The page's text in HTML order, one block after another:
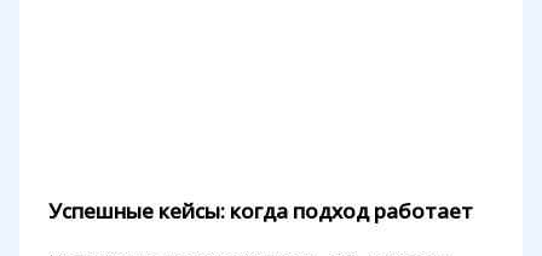
Успешные кейсы: когда подход работает